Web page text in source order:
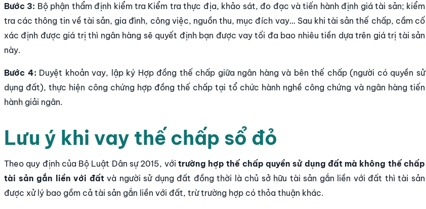
Bước 3: Bộ phận thẩm định kiểm tra Kiểm tra thực địa, khảo sát, đo đạc và tiến hành định giá tài sản; kiểm
tra các thông tin về tài sản, gia đình, công việc, nguồn thu, mục đích vay… Sau khi tài sản thế chấp, cầm cố
xác định được giá trị thì ngân hàng sẽ quyết định bạn được vay tối đa bao nhiêu tiền dựa trên giá trị tài sản
này.
Bước 4: Duyệt khoản vay, lập ký Hợp đồng thế chấp giữa ngân hàng và bên thế chấp (người có quyền sử
dụng đất), thực hiện công chứng hợp đồng thế chấp tại tổ chức hành nghề công chứng và ngân hàng tiến
hành giải ngân.
Lưu ý khi vay thế chấp sổ đỏ
Theo quy định của Bộ Luật Dân sự 2015, với trường hợp thế chấp quyền sử dụng đất mà không thế chấp
tài sản gắn liền với đấtvà người sử dụng đất đồng thời là chủ sở hữu tài sản gắn liền với đất thì tài sản
được xử lý bao gồm cả tài sản gắn liền với đất, trừ trường hợp có thỏa thuận khác.